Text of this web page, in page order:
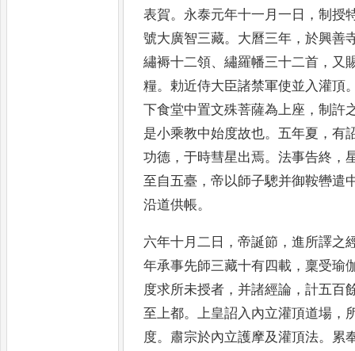
表賀。 永泰元年十一月一日 ，制授
號大廣智三藏。 大曆三年 ，於興善
繡褥十二領、繡羅幡三十二首 ， 又
糧。勅近侍大臣諸禁軍使並入灌頂
下食堂中置文殊菩薩為上座 ，制許
是小乘教中始度故也。五年夏 ，有
功德 ，于時彗星出焉。法事告終 ，
至自五臺 ，帝以師子驄并御鞍轡遣
沿道供帳。
六年十月二日 ，帝誕節 ，進所譯之
年承事先師三藏十有四載 ，稟受瑜
度求所未授者 ， 并諸經論 ，計五百
至上都。上皇詔入內立灌頂道場 ，
度。 肅宗於內立護摩及灌頂法。 累